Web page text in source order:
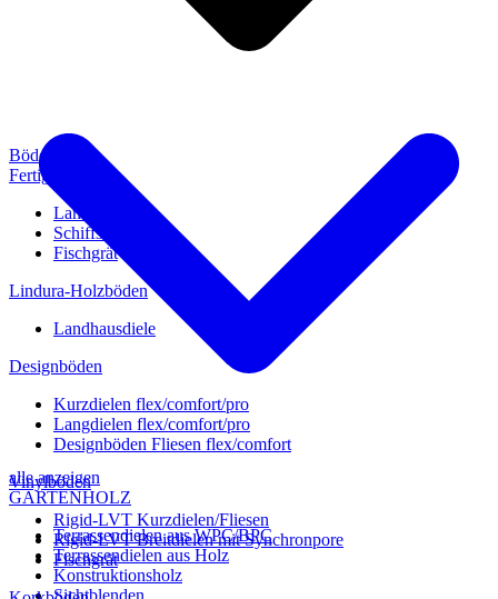
alle anzeigen
GARTENHOLZ
Terrassendielen aus WPC/BPC
Terrassendielen aus Holz
Konstruktionsholz
Sichtblenden
Böden
Fertigparkett
Landhausdiele
Schiffsboden
Fischgrät
Lindura-Holzböden
Landhausdiele
Designböden
Kurzdielen flex/comfort/pro
Langdielen flex/comfort/pro
Designböden Fliesen flex/comfort
Vinylböden
Rigid-LVT Kurzdielen/Fliesen
Rigid-LVT Breitdielen mit Synchronpore
Fischgrät